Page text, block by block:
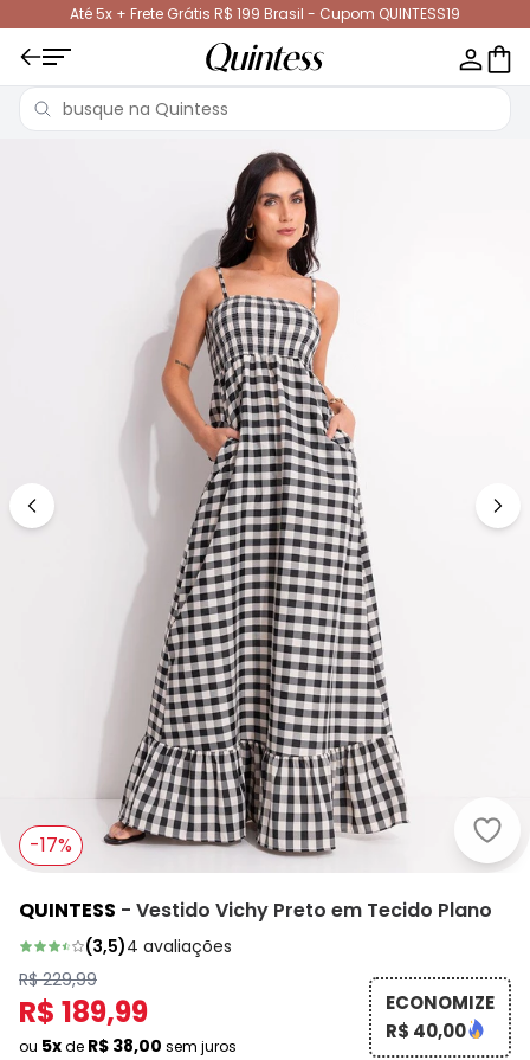
Até 5x + Frete Grátis R$ 199 Brasil - Cupom QUINTESS19
-17%
QUINTESS - Vestido Vichy Preto em Tecido Plano
(3,5)4 avaliações
R$ 229,99
R$ 189,99
ou 5xde R$ 38,00 sem juros
ECONOMIZE
R$ 40,00